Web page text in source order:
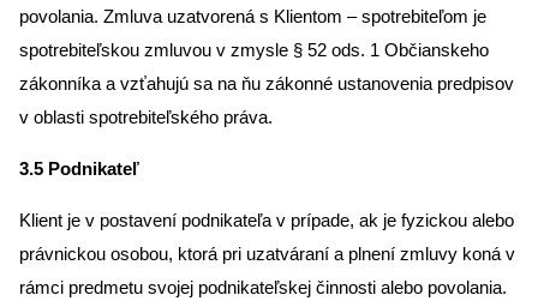
povolania. Zmluva uzatvorená s Klientom – spotrebiteľom je
spotrebiteľskou zmluvou v zmysle § 52 ods. 1 Občianskeho
zákonníka a vzťahujú sa na ňu zákonné ustanovenia predpisov
v oblasti spotrebiteľského práva.
3.5 Podnikateľ
Klient je v postavení podnikateľa v prípade, ak je fyzickou alebo
právnickou osobou, ktorá pri uzatváraní a plnení zmluvy koná v
rámci predmetu svojej podnikateľskej činnosti alebo povolania.